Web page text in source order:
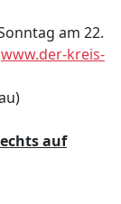
am 22.
www.der-kreis-
auf